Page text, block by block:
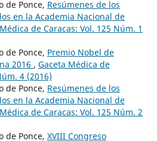
de Ponce, Resúmenes de los
en la Academia Nacional de
de Caracas: Vol. 125 Núm. 1
de Ponce, Premio Nobel de
2016 , Gaceta Médica de
4 (2016)
de Ponce, Resúmenes de los
en la Academia Nacional de
de Caracas: Vol. 125 Núm. 2
de Ponce, XVIII Congreso